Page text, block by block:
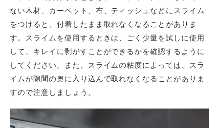
ない木材、カーペット、布、ティッシュなどにスライム
をつけると、付着したまま取れなくなることがありま
す。スライムを使用するときは、ごく少量を試しに使用
して、キレイに剥がすことができるかを確認するように
してください。また、スライムの粘度によっては、スラ
イムが隙間の奥に入り込んで取れなくなることがありま
すので注意しましょう。